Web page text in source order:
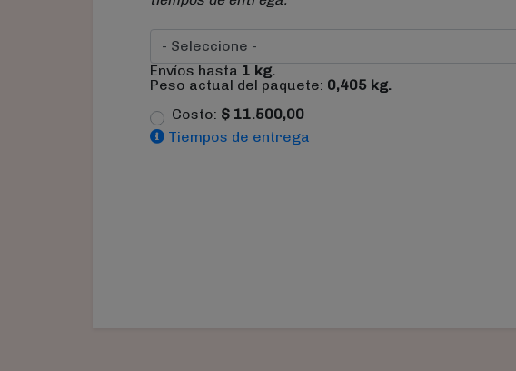
Envíos hasta 1 kg.
Peso actual del paquete: 0,405 kg.
Costo: $ 11.500,00
Tiempos de entrega